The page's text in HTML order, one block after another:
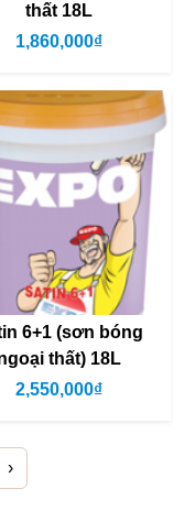
thất 18L
1,860,000₫
6+1 (sơn bóng
thất) 18L
2,550,000₫
›